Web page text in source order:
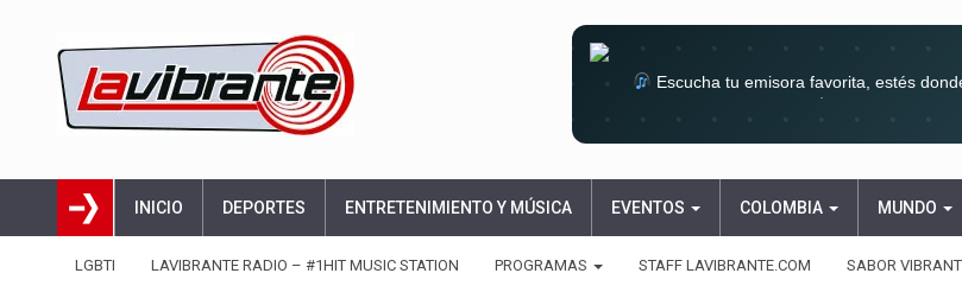
Escucha tu emisora favorita, estés
INICIO DEPORTES ENTRETENIMIENTO Y MÚSICA EVENTOS COLOMBIA MUNDO
LGBTI LAVIBRANTE RADIO – #1HIT MUSIC STATION PROGRAMAS STAFF LAVIBRANTE.COM SABOR